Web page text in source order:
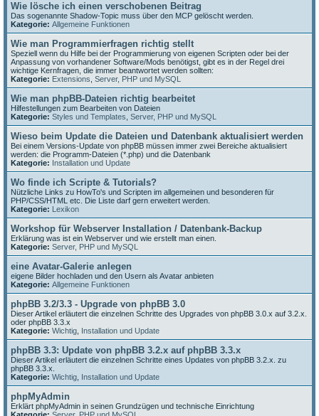
Wie lösche ich einen verschobenen Beitrag
Das sogenannte Shadow-Topic muss über den MCP gelöscht werden.
Kategorie: Allgemeine Funktionen
Wie man Programmierfragen richtig stellt
Speziell wenn du Hilfe bei der Programmierung von eigenen Scripten oder bei der
Anpassung von vorhandener Software/Mods benötigst, gibt es in der Regel drei
wichtige Kernfragen, die immer beantwortet werden sollten:
Kategorie: Extensions Server, PHP und MySQL
Wie man phpBB-Dateien richtig bearbeitet
Hilfestellungen zum Bearbeiten von Dateien
Kategorie: Styles und Templates Server, PHP und MySQL
Wieso beim Update die Dateien und Datenbank aktualisiert werden
Bei einem Versions-Update von phpBB müssen immer zwei Bereiche aktualisiert
werden: die Programm-Dateien (*.php) und die Datenbank
Kategorie: Installation und Update
Wo finde ich Scripte & Tutorials?
Nützliche Links zu HowTo's und Scripten im allgemeinen und besonderen für
PHP/CSS/HTML etc. Die Liste darf gern erweitert werden.
Kategorie: Lexikon
Workshop für Webserver Installation / Datenbank-Backup
Erklärung was ist ein Webserver und wie erstellt man einen.
Kategorie: Server, PHP und MySQL
eine Avatar-Galerie anlegen
eigene Bilder hochladen und den Usern als Avatar anbieten
Kategorie: Allgemeine Funktionen
phpBB 3.2/3.3 - Upgrade von phpBB 3.0
Dieser Artikel erläutert die einzelnen Schritte des Upgrades von phpBB 3.0.x auf 3.2.x.
oder phpBB 3.3.x
Kategorie: Wichtig Installation und Update
phpBB 3.3: Update von phpBB 3.2.x auf phpBB 3.3.x
Dieser Artikel erläutert die einzelnen Schritte eines Updates von phpBB 3.2.x. zu
phpBB 3.3.x.
Kategorie: Wichtig Installation und Update
phpMyAdmin
Erklärt phpMyAdmin in seinen Grundzügen und technische Einrichtung